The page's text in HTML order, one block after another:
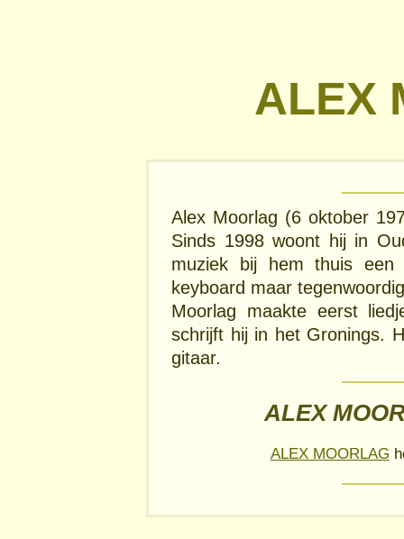
ALEX
Alex Moorlag (6 oktober
Sinds 1998 woont hij in
muziek bij hem thuis
keyboard maar
Moorlag maakte eerst
schrijft hij in het Gronings.
gitaar.
ALEX
ALEX MOORLAG